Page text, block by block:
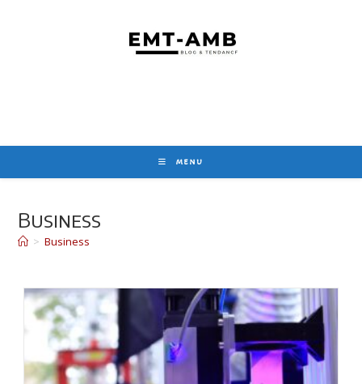
MENU
Business
> Business